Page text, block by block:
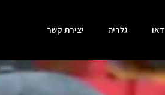
גלריה יצירת קשר